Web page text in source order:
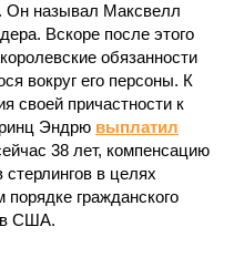
Он называл Максвелл
Вскоре после этого
обязанности
вокруг его персоны. К
своей причастности к
Эндрю выплатил
38 лет, компенсацию
в целях
гражданского
в США.